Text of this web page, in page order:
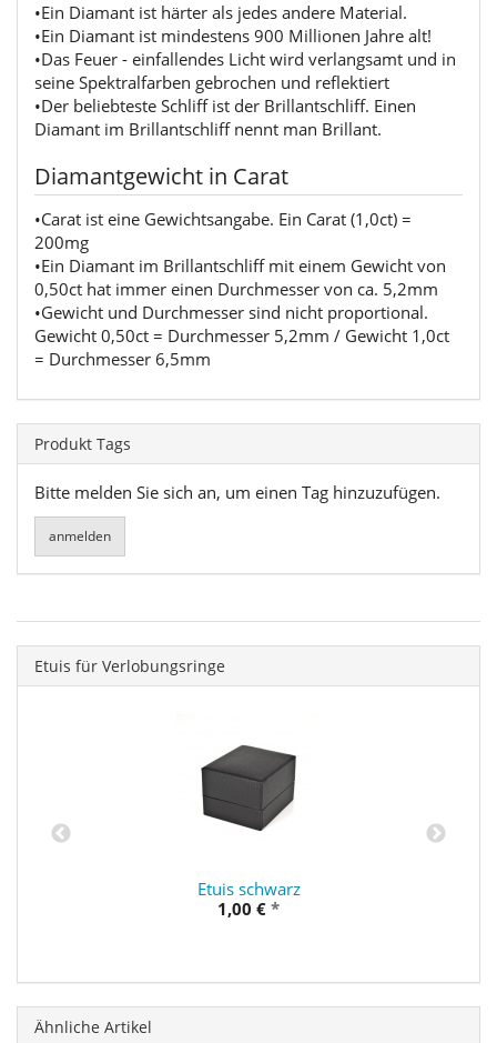
•Ein Diamant ist härter als jedes andere Material.
•Ein Diamant ist mindestens 900 Millionen Jahre alt!
•Das Feuer - einfallendes Licht wird verlangsamt und in
seine Spektralfarben gebrochen und reflektiert
•Der beliebteste Schliff ist der Brillantschliff. Einen
Diamant im Brillantschliff nennt man Brillant.
Diamantgewicht in Carat
•Carat ist eine Gewichtsangabe. Ein Carat (1,0ct) =
200mg
•Ein Diamant im Brillantschliff mit einem Gewicht von
0,50ct hat immer einen Durchmesser von ca. 5,2mm
•Gewicht und Durchmesser sind nicht proportional.
Gewicht 0,50ct = Durchmesser 5,2mm / Gewicht 1,0ct
= Durchmesser 6,5mm
Produkt Tags
Bitte melden Sie sich an, um einen Tag hinzuzufügen.
Etuis für Verlobungsringe
Etuis schwarz
1,00 € *
Ähnliche Artikel